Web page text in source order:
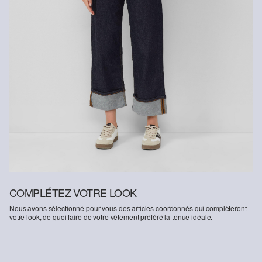
COMPLÉTEZ VOTRE LOOK
Nous avons sélectionné pour vous des articles coordonnés qui complèteront
votre look, de quoi faire de votre vêtement préféré la tenue idéale.